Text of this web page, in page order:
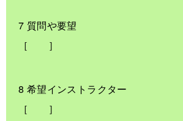
7 質問や要望
［ ］
8 希望インストラクター
［ ］